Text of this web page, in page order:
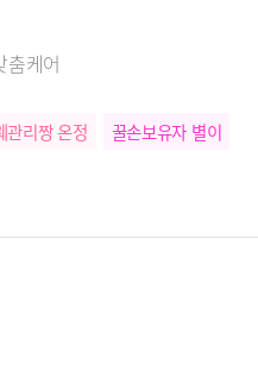
춤케어
관리짱 온정 꿀손보유자 별이